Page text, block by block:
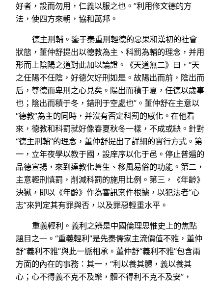
好者，設而勿用，仁義以服之也。”利用修文德的方
法，使四方來朝，協和萬邦。
德主刑輔。鑒于秦重刑輕德的惡果和漢初的社會
狀態，董仲舒提出以德教為主、科罰為輔的理念，并用
形而上陰陽之道對此加以論證。《天道無二》曰，“天
之任陽不任陰，好德欠好刑如是。故陽出而前，陰出而
后，尊德而卑刑之心見矣。陽出而積于夏，任德以歲事
也；陰出而積于冬，錯刑于空處也”。董仲舒在主意以
“德教”為主的同時，并沒有否定科罰的感化。在他看
來，德教和科罰就好像春夏秋冬一樣，不成或缺。針對
“德主刑輔”的理念，董仲舒提出了詳細的實行方式。第
一，立年夜學以教于國，設庠序以化于邑。停止普遍的
品德宣揚，來到達教化蒼生、移風易俗的功能。第二，
主意輕刑慎罰，削減科罰的施用比例。第三，《年齡》
決獄，即以《年齡》作為審訊案件根據，以犯法者“心
志”來判定其有罪與否，以及罪惡輕重水平。
重義輕利。義利之辨是中國倫理思惟史上的焦點
題目之一。“重義輕利”是先秦儒家主流價值不雅，董仲
舒“義利不雅”與此一脈相承。董仲舒“義利不雅”包含兩
方面的內在的事務：其一，“利以養其體，義以養其
心；心不得義不克不及樂，體不得利不克不及安”，